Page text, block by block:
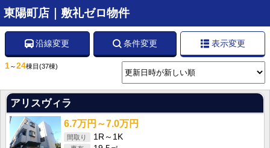
東陽町店｜敷礼ゼロ物件
沿線変更 条件変更 表示変更
1～24棟目 (37棟)
アリスヴィラ
6.7万円～7.0万円
1R～1K